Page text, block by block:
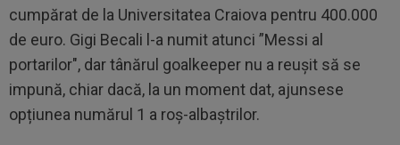
cumpărat de la Universitatea Craiova pentru 400.000
de euro. Gigi Becali l-a numit atunci ”Messi al
portarilor", dar tânărul goalkeeper nu a reușit să se
impună, chiar dacă, la un moment dat, ajunsese
opțiunea numărul 1 a roș-albaștrilor.